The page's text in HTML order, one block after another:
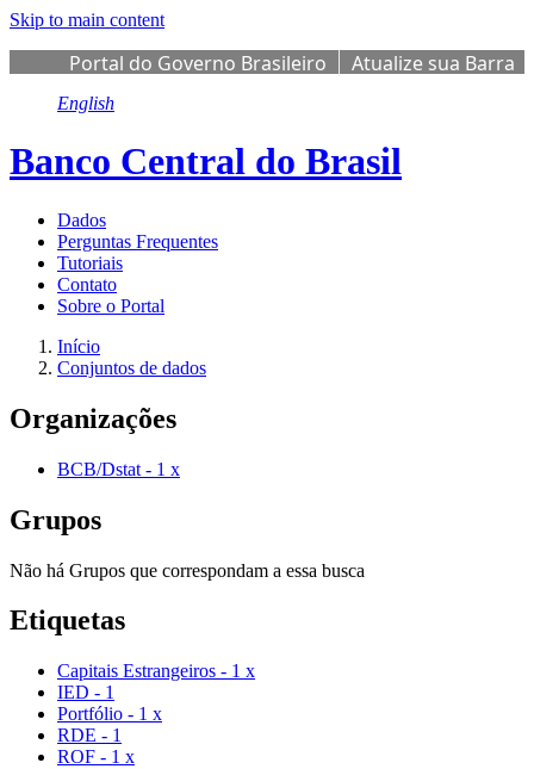
Skip to main content
Portal do Governo Brasileiro
Atualize sua Barra
English
Banco Central do Brasil
Dados
Perguntas Frequentes
Tutoriais
Contato
Sobre o Portal
Início
Conjuntos de dados
Organizações
BCB/Dstat - 1 x
Grupos
Não há Grupos que correspondam a essa busca
Etiquetas
Capitais Estrangeiros - 1 x
IED - 1
Portfólio - 1 x
RDE - 1
ROF - 1 x